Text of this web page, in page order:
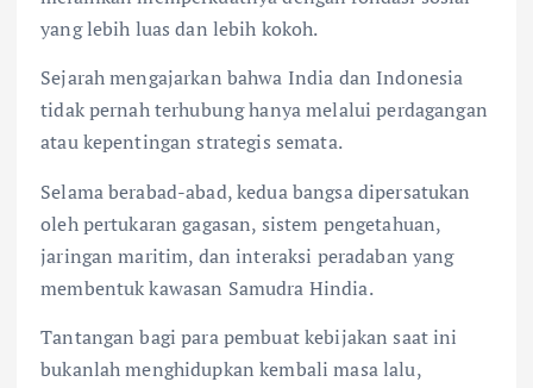
yang lebih luas dan lebih kokoh.
Sejarah mengajarkan bahwa India dan Indonesia
tidak pernah terhubung hanya melalui perdagangan
atau kepentingan strategis semata.
Selama berabad-abad, kedua bangsa dipersatukan
oleh pertukaran gagasan, sistem pengetahuan,
jaringan maritim, dan interaksi peradaban yang
membentuk kawasan Samudra Hindia.
Tantangan bagi para pembuat kebijakan saat ini
bukanlah menghidupkan kembali masa lalu,